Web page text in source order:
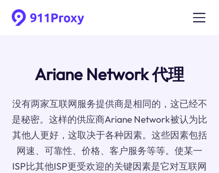
Ariane Network 代理
没有两家互联网服务提供商是相同的，这已经不
是秘密。这样的供应商Ariane Network被认为比
其他人更好，这取决于各种因素。这些因素包括
网速、可靠性、价格、客户服务等等。使某一
ISP比其他ISP更受欢迎的关键因素是它对互联网